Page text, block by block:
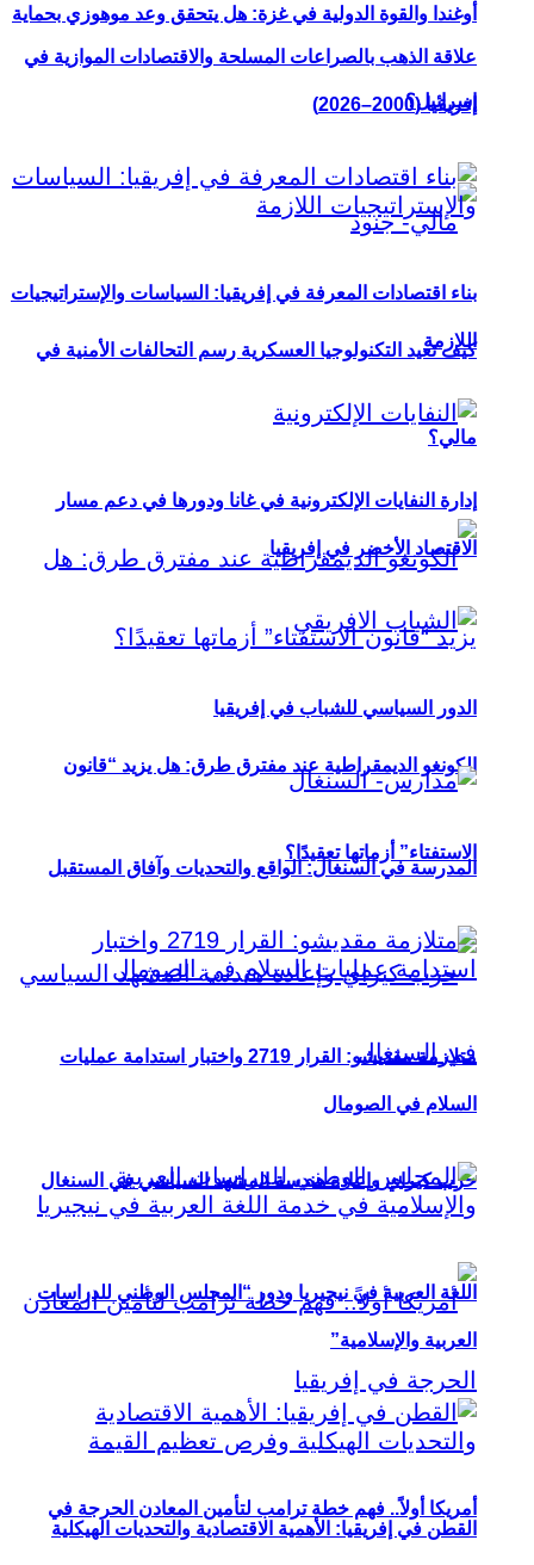
أوغندا والقوة الدولية في غزة: هل يتحقق وعد موهوزي بحماية
إسرائيل؟
كيف تعيد التكنولوجيا العسكرية رسم التحالفات الأمنية في
مالي؟
الكونغو الديمقراطية عند مفترق طرق: هل يزيد “قانون
الاستفتاء” أزماتها تعقيدًا؟
حزب كيراي وإعادة هندسة المشهد السياسي في السنغال
أمريكا أولاً.. فهم خطة ترامب لتأمين المعادن الحرجة في
علاقة الذهب بالصراعات المسلحة والاقتصادات الموازية في
إفريقيا (2000–2026)
بناء اقتصادات المعرفة في إفريقيا: السياسات والإستراتيجيات
اللازمة
إدارة النفايات الإلكترونية في غانا ودورها في دعم مسار
الاقتصاد الأخضر في إفريقيا
الدور السياسي للشباب في إفريقيا
المدرسة في السنغال: الواقع والتحديات وآفاق المستقبل
متلازمة مقديشو: القرار 2719 واختبار استدامة عمليات
السلام في الصومال
اللغة العربية في نيجيريا ودور “المجلس الوطني للدراسات
العربية والإسلامية”
القطن في إفريقيا: الأهمية الاقتصادية والتحديات الهيكلية